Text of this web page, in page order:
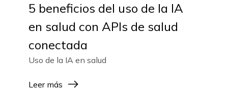
5 beneficios del uso de la IA
en salud con APIs de salud
conectada
Uso de la IA en salud
Leer más